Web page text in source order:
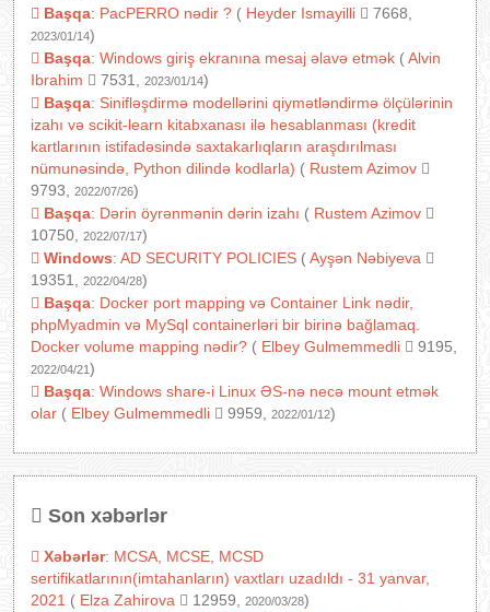
Başqa: PacPERRO nədir ? ( Heyder Ismayilli 7668,
2023/01/14)
Başqa: Windows giriş ekranına mesaj əlavə etmək (Alvin
Ibrahim
7531, 2023/01/14)
Başqa: Sinifləşdirmə modellərini qiymətləndirmə ölçülərinin
izahı və scikit-learn kitabxanası ilə hesablanması (kredit
kartlarının istifadəsində saxtakarlıqların araşdırılması
nümunəsində, Python dilində kodlarla) ( Rustem Azimov
9793,
2022/07/26)
Başqa: Dərin öyrənmənin dərin izahı ( Rustem Azimov
10750,
2022/07/17)
Windows: AD SECURITY POLICIES (Ayşən Nəbiyeva
19351,
2022/04/28)
Başqa: Docker port mapping və Container Link nədir,
phpMyadmin və MySql containerləri bir birinə bağlamaq.
Docker volume mapping nədir? ( Elbey Gulmemmedli 9195,
2022/04/21)
Başqa: Windows share-i Linux ƏS-nə necə mount etmək
olar ( Elbey Gulmemmedli 9959, 2022/01/12)
Son xəbərlər
Xəbərlər: MCSA, MCSE, MCSD
sertifikatlarının(imtahanların) vaxtları uzadıldı - 31 yanvar,
2021 ( Elza Zahirova 12959, 2020/03/28)